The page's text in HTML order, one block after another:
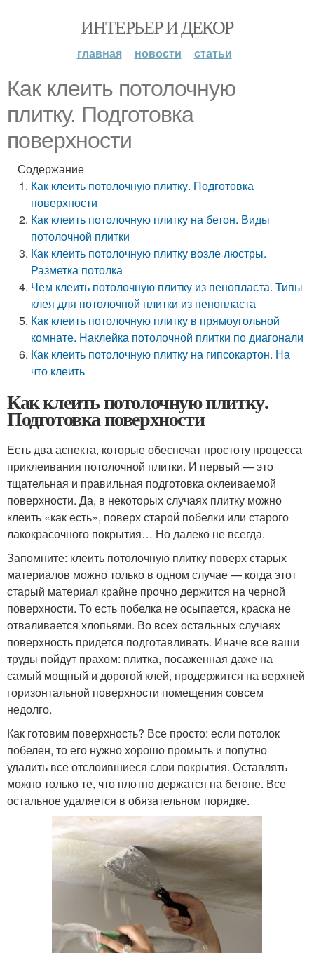
ИНТЕРЬЕР И ДЕКОР
главная новости статьи
Как клеить потолочную
плитку. Подготовка
поверхности
Содержание
Как клеить потолочную плитку. Подготовка
поверхности
Как клеить потолочную плитку на бетон. Виды
потолочной плитки
Как клеить потолочную плитку возле люстры.
Разметка потолка
Чем клеить потолочную плитку из пенопласта. Типы
клея для потолочной плитки из пенопласта
Как клеить потолочную плитку в прямоугольной
комнате. Наклейка потолочной плитки по диагонали
Как клеить потолочную плитку на гипсокартон. На
что клеить
Как клеить потолочную плитку.
Подготовка поверхности
Есть два аспекта, которые обеспечат простоту процесса
приклеивания потолочной плитки. И первый — это
тщательная и правильная подготовка оклеиваемой
поверхности. Да, в некоторых случаях плитку можно
клеить «как есть», поверх старой побелки или старого
лакокрасочного покрытия… Но далеко не всегда.
Запомните: клеить потолочную плитку поверх старых
материалов можно только в одном случае — когда этот
старый материал крайне прочно держится на черной
поверхности. То есть побелка не осыпается, краска не
отваливается хлопьями. Во всех остальных случаях
поверхность придется подготавливать. Иначе все ваши
труды пойдут прахом: плитка, посаженная даже на
самый мощный и дорогой клей, продержится на верхней
горизонтальной поверхности помещения совсем
недолго.
Как готовим поверхность? Все просто: если потолок
побелен, то его нужно хорошо промыть и попутно
удалить все отслоившиеся слои покрытия. Оставлять
можно только те, что плотно держатся на бетоне. Все
остальное удаляется в обязательном порядке.